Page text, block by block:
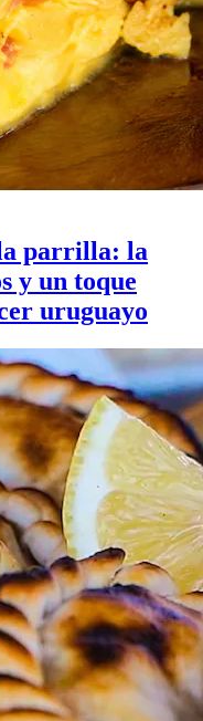
parrilla: la
y un toque
uruguayo